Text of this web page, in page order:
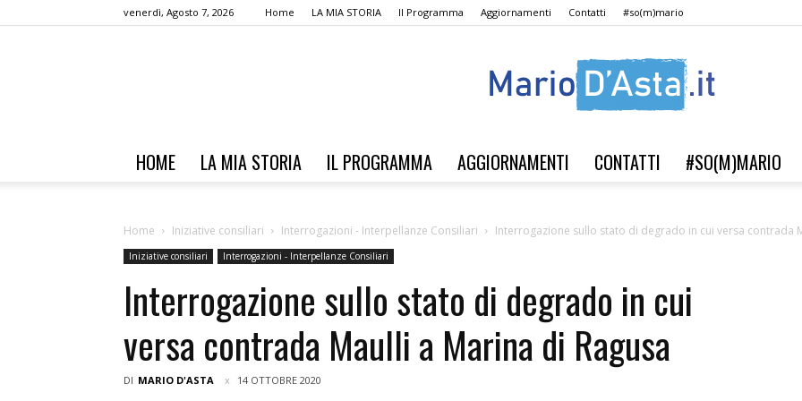
venerdì, Agosto 7, 2026 Home LA MIA STORIA Il Programma Aggiornamenti Contatti #so(m)mario
il
HOME LA MIA STORIA IL PROGRAMMA AGGIORNAMENTI CONTATTI #SO(M)MARIO
Home Iniziative consiliari Interrogazioni - Interpellanze Consiliari Interrogazione sullo stato di degrado in cui versa contrada
Iniziative consiliari Interrogazioni - Interpellanze Consiliari
Interrogazione sullo stato di degrado in cui
versa contrada Maulli a Marina di Ragusa
DI MARIO D'ASTA 14 OTTOBRE 2020